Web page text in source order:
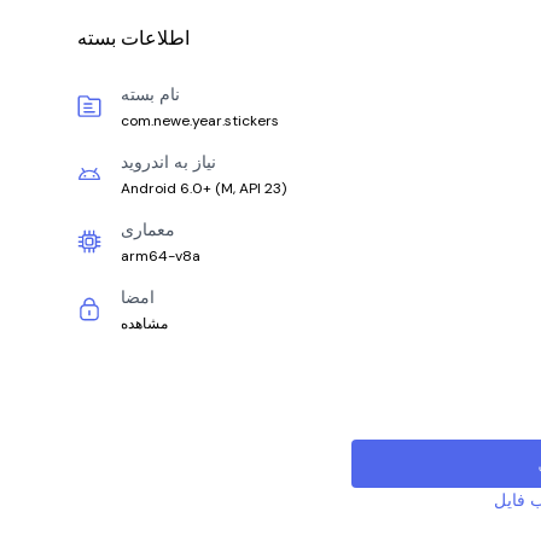
اطلاعات بسته
نام بسته
com.newe.year.stickers
نیاز به اندروید
Android 6.0+ (M, API 23)
معماری
arm64-v8a
امضا
مشاهده